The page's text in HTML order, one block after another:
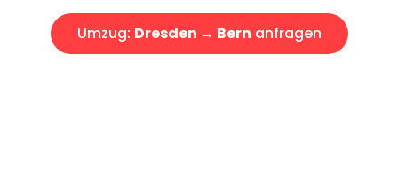
Umzug: Dresden → Bern anfragen